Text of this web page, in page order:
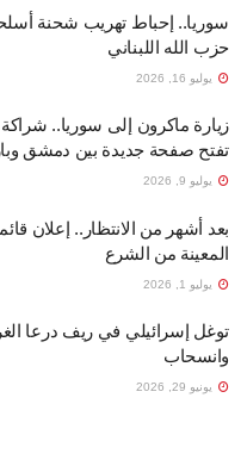
سوريا.. إحباط تهريب شحنة
حزب الله اللبناني
يوليو 16, 2026
زيارة ماكرون إلى سوريا..
تفتح صفحة جديدة بين دمشق
يوليو 9, 2026
بعد أشهر من الانتظار.. إعلان
المعينة من الشرع
يوليو 1, 2026
توغل إسرائيلي في ريف درعا
وانسحاب
يونيو 29, 2026